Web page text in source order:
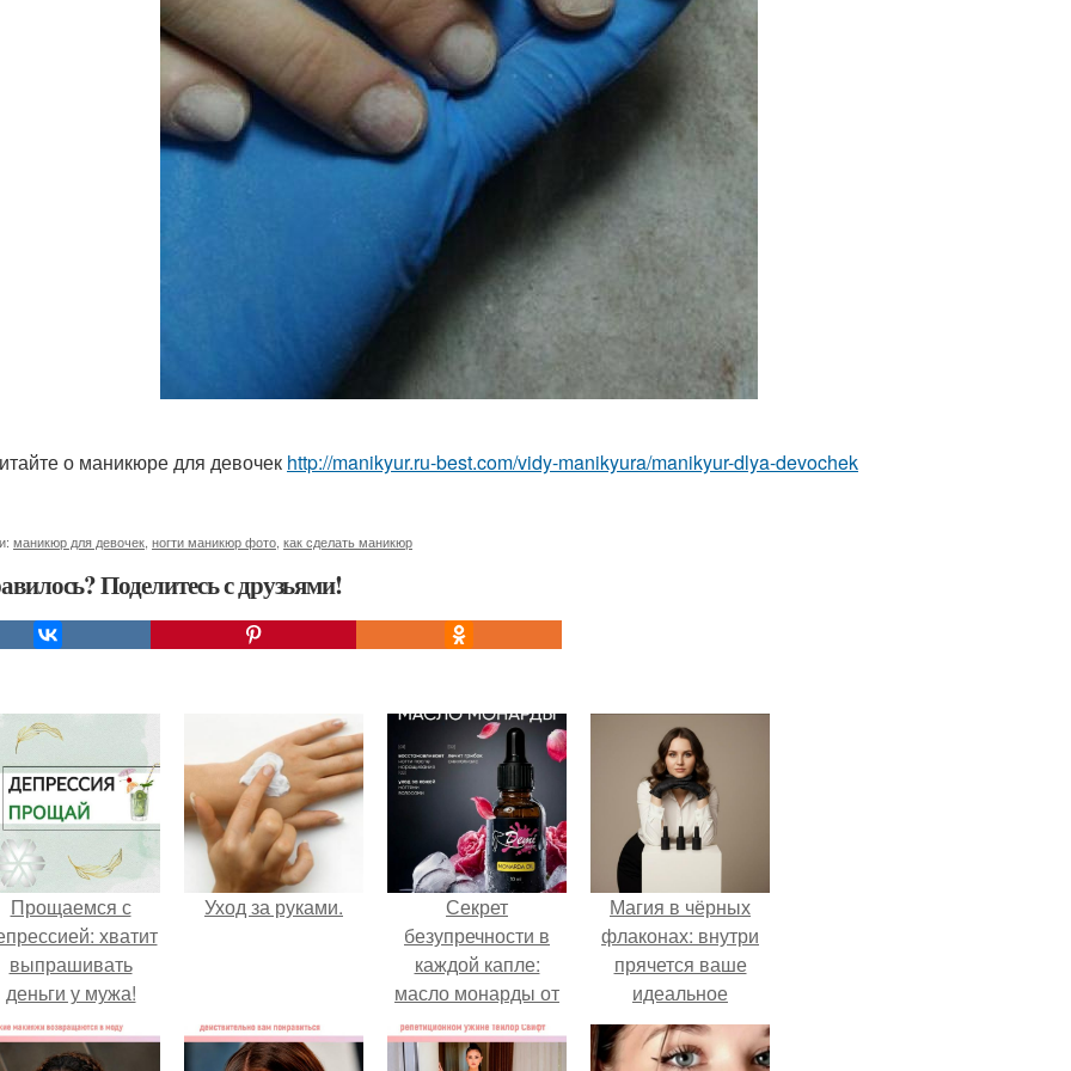
о маникюре для девочек http://manikyur.ru-best.com/vidy-manikyura/manikyur-dlya-devochek
маникюр для девочек ногти маникюр фото как сделать маникюр
Поделитесь с друзьями!
Прощаемся с
хватит
выпрашивать
деньги у мужа!
Уход за руками.
Секрет
безупречности в
каждой капле:
масло монарды от
Demi Sweet.
Магия в чёрных
флаконах: внутри
прячется ваше
идеальное
настроение.